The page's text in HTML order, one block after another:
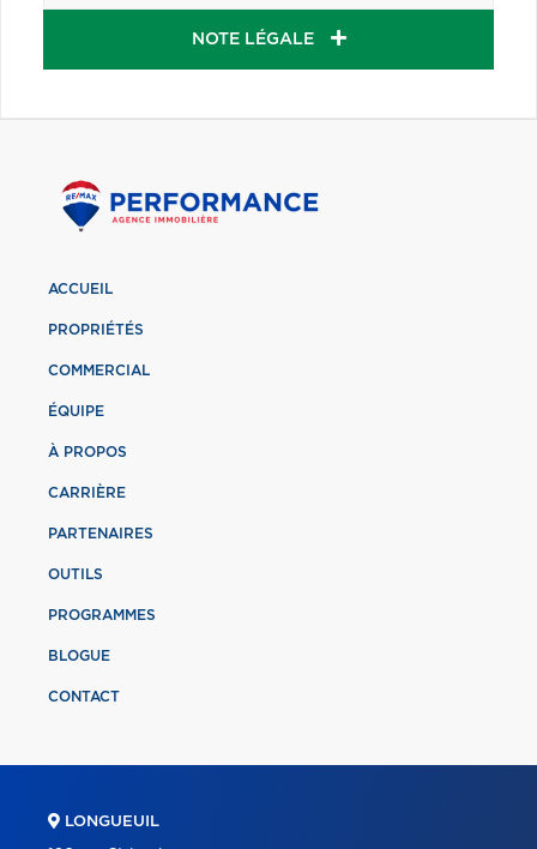
NOTE LÉGALE
ACCUEIL
PROPRIÉTÉS
COMMERCIAL
ÉQUIPE
À PROPOS
CARRIÈRE
PARTENAIRES
OUTILS
PROGRAMMES
BLOGUE
CONTACT
LONGUEUIL